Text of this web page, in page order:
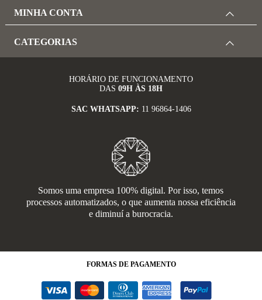
MINHA CONTA
CATEGORIAS
HORÁRIO DE FUNCIONAMENTO
DAS 09H ÀS 18H
SAC WHATSAPP: 11 96864-1406
Somos uma empresa 100% digital. Por isso, temos
processos automatizados, o que aumenta nossa eficiência
e diminuí a burocracia.
FORMAS DE PAGAMENTO